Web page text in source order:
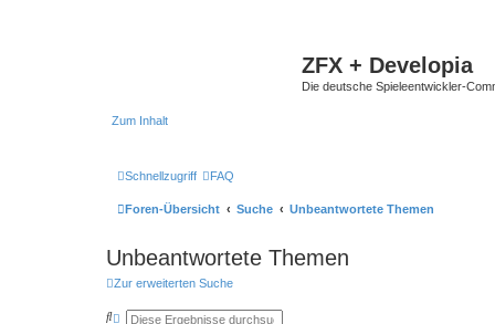
ZFX + Developia
Die deutsche Spieleentwickler-
Zum Inhalt
Schnellzugriff FAQ
Foren-Übersicht Suche Unbeantwortete Themen
Unbeantwortete Themen
Zur erweiterten Suche
S E